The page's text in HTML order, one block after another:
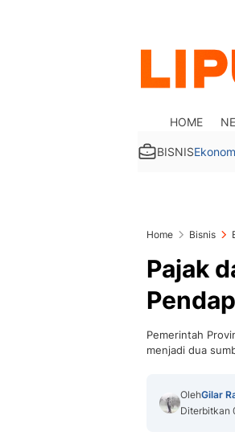
HOME
BISNIS
Home Bisnis
Pajak
Pemerintah
menjadi dua
OlehGilar
Diterbitkan